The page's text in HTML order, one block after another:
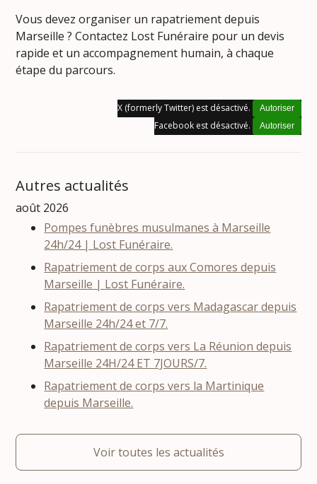
Vous devez organiser un rapatriement depuis
Marseille ? Contactez Lost Funéraire pour un devis
rapide et un accompagnement humain, à chaque
étape du parcours.
X (formerly Twitter) est désactivé. Autoriser
Facebook est désactivé. Autoriser
Autres actualités
août 2026
Pompes funèbres musulmanes à Marseille
24h/24 | Lost Funéraire.
Rapatriement de corps aux Comores depuis
Marseille | Lost Funéraire.
Rapatriement de corps vers Madagascar depuis
Marseille 24h/24 et 7/7.
Rapatriement de corps vers La Réunion depuis
Marseille 24H/24 ET 7JOURS/7.
Rapatriement de corps vers la Martinique
depuis Marseille.
Voir toutes les actualités